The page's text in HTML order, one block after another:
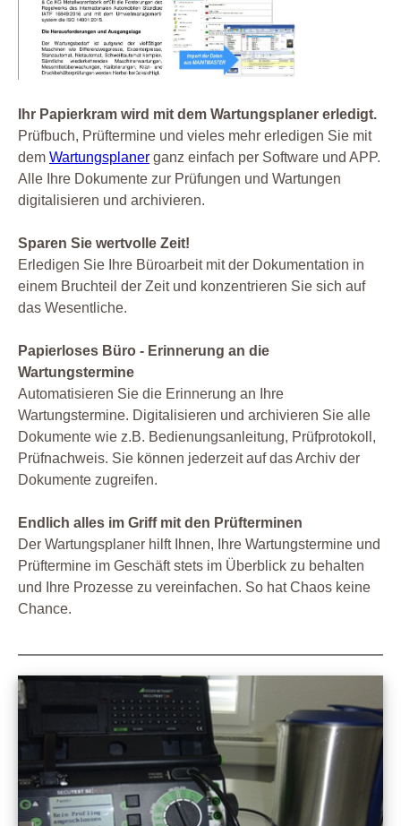
Ihr Papierkram wird mit dem Wartungsplaner erledigt.
Prüfbuch, Prüftermine und vieles mehr erledigen Sie mit
dem Wartungsplaner ganz einfach per Software und APP.
Alle Ihre Dokumente zur Prüfungen und Wartungen
digitalisieren und archivieren.
Sparen Sie wertvolle Zeit!
Erledigen Sie Ihre Büroarbeit mit der Dokumentation in
einem Bruchteil der Zeit und konzentrieren Sie sich auf
das Wesentliche.
Papierloses Büro - Erinnerung an die
Wartungstermine
Automatisieren Sie die Erinnerung an Ihre
Wartungstermine. Digitalisieren und archivieren Sie alle
Dokumente wie z.B. Bedienungsanleitung, Prüfprotokoll,
Prüfnachweis. Sie können jederzeit auf das Archiv der
Dokumente zugreifen.
Endlich alles im Griff mit den Prüfterminen
Der Wartungsplaner hilft Ihnen, Ihre Wartungstermine und
Prüftermine im Geschäft stets im Überblick zu behalten
und Ihre Prozesse zu vereinfachen. So hat Chaos keine
Chance.